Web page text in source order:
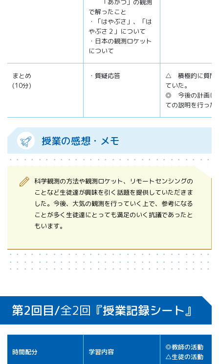
「あかつ」の観測
で解ったこと
・「はやぶさ」、「は
やぶさ２」について
・日本の観測ロケット
について
まとめ
(10分)
・質疑応答
△ 積極的に質問
ていた。
◎ 今後の計画に
ての説明を行った
授業の感想・メモ
科学観測の方法や観測ロケット、リモートセンシングの
ことなど生徒達が興味を引く話題を提供していただきま
した。今後、大気の観測を行っていく上で、参考になる
ことが多く生徒達にとっても満足のいく抗議であったと
もいます。
第2回目/全2回 『授業記録シート』
時間配分 学習内容
◎教師の活動
△生徒の活動